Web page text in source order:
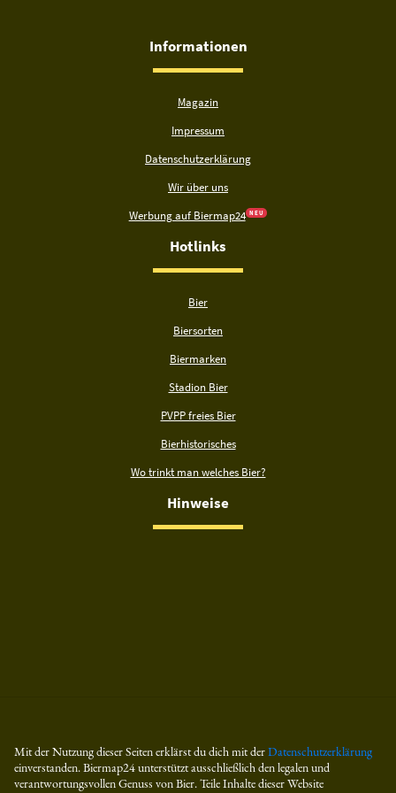
Informationen
Magazin
Impressum
Datenschutzerklärung
Wir über uns
Werbung auf Biermap24 N E U
Hotlinks
Bier
Biersorten
Biermarken
Stadion Bier
PVPP freies Bier
Bierhistorisches
Wo trinkt man welches Bier?
Hinweise
Mit der Nutzung dieser Seiten erklärst du dich mit derDatenschutzerklärung
einverstanden. Biermap24 unterstützt ausschließlich den legalen und
verantwortungsvollen Genuss von Bier. Teile Inhalte dieser Website